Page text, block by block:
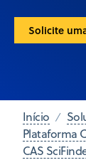
Solicite
Início
Plataforma
CAS